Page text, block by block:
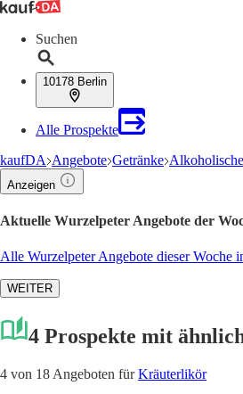
Suchen
10178 Berlin
Alle Prospekte
kaufDA Angebote Getränke
Anzeigen
Aktuelle Wurzelpeter Angebote der
Alle Wurzelpeter Angebote dieser Woche
WEITER
4 Prospekte mit
4 von 18 Angeboten fürKräuterlikör